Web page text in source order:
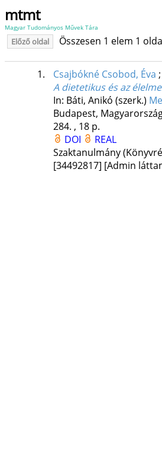
mtmt
Magyar Tudományos Művek Tára
Előző oldal Összesen 1 elem 1
1. Csajbókné Csobod, Éva ;
A dietetikus és az
In: Báti, Anikó (szerk.)
Budapest,
284. , 18 p.
DOI
REAL
Szaktanulmány
[34492817] [Admin